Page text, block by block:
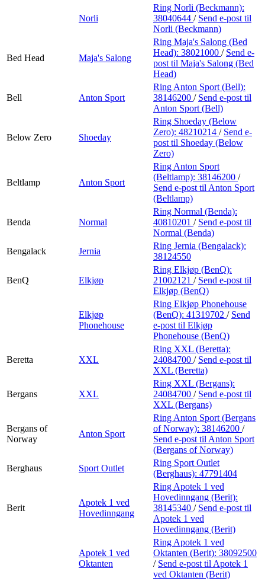
Norli
Ring Norli (Beckmann):
38040644 / Send e-post til
Norli (Beckmann)
Bed Head Maja's Salong
Ring Maja's Salong (Bed
Head): 38021000 / Send e-
post til Maja's Salong (Bed
Head)
Bell Anton Sport
Ring Anton Sport (Bell):
38146200 / Send e-post til
Anton Sport (Bell)
Below Zero Shoeday
Ring Shoeday (Below
Zero): 48210214 / Send e-
post til Shoeday (Below
Zero)
Beltlamp Anton Sport
Ring Anton Sport
(Beltlamp): 38146200 /
Send e-post til Anton Sport
(Beltlamp)
Benda Normal
Ring Normal (Benda):
40810201 / Send e-post til
Normal (Benda)
Bengalack
Jernia
Ring Jernia (Bengalack):
38124550
BenQ Elkjøp
Ring Elkjøp (BenQ):
21002121 / Send e-post til
Elkjøp (BenQ)
Elkjøp
Phonehouse
Ring Elkjøp Phonehouse
(BenQ): 41319702 / Send
e-post til Elkjøp
Phonehouse (BenQ)
Beretta XXL
Ring XXL (Beretta):
24084700 / Send e-post til
XXL (Beretta)
Bergans XXL
Ring XXL (Bergans):
24084700 / Send e-post til
XXL (Bergans)
Bergans of
Norway
Anton Sport
Ring Anton Sport (Bergans
of Norway): 38146200 /
Send e-post til Anton Sport
(Bergans of Norway)
Berghaus
Sport Outlet
Ring Sport Outlet
(Berghaus): 47791404
Berit
Apotek 1 ved
Hovedinngang
Ring Apotek 1 ved
Hovedinngang (Berit):
38145340 / Send e-post til
Apotek 1 ved
Hovedinngang (Berit)
Apotek 1 ved
Oktanten
Ring Apotek 1 ved
Oktanten (Berit): 38092500
/ Send e-post til Apotek 1
ved Oktanten (Berit)